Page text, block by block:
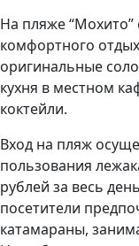
На пляже “Мохито”
комфортного
оригинальные
кухня в местном
коктейли.
Вход на пляж
пользования
рублей за весь
посетители
катамараны,